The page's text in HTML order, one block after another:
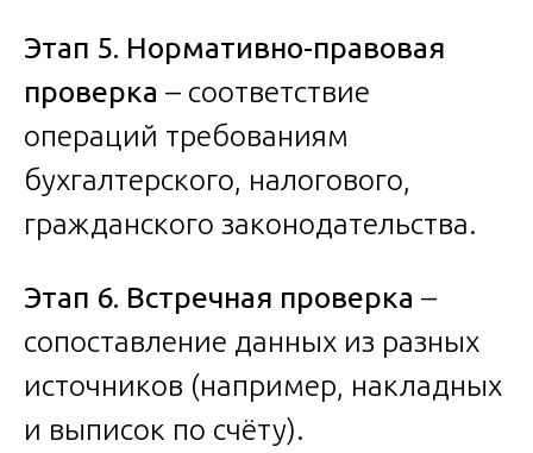
Этап 5. Нормативно-правовая
проверка – соответствие
операций требованиям
бухгалтерского, налогового,
гражданского законодательства.
Этап 6. Встречная проверка –
сопоставление данных из разных
источников (например, накладных
и выписок по счёту).